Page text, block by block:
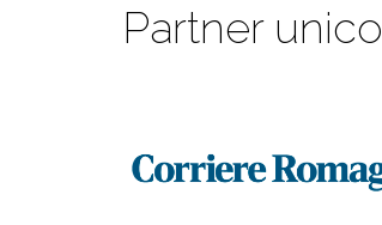
Partner unico